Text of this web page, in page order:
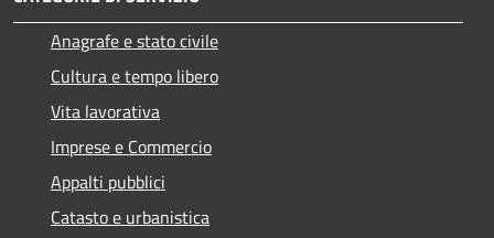
Anagrafe e stato civile
Cultura e tempo libero
Vita lavorativa
Imprese e Commercio
Appalti pubblici
Catasto e urbanistica